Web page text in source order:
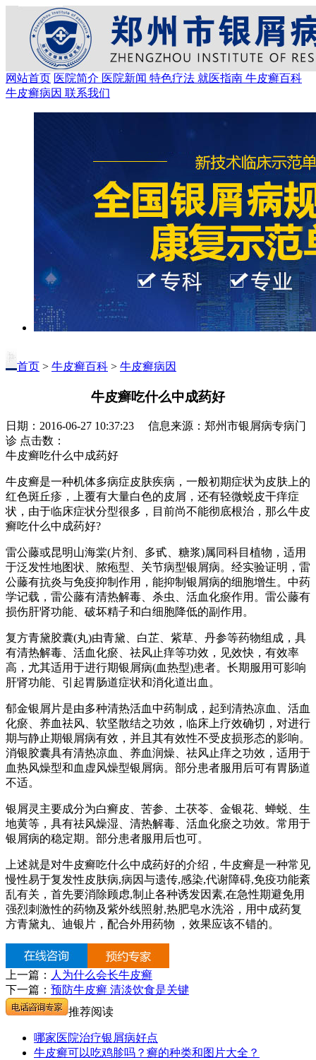
网站首页 医院简介 医院新闻 特色疗法 就医指南 牛皮癣百科
牛皮癣病因 联系我们
首页 > 牛皮癣百科 > 牛皮癣病因
牛皮癣吃什么中成药好
日期：2016-06-27 10:37:23 信息来源：郑州市银屑病专病门
诊 点击数：
牛皮癣吃什么中成药好
牛皮癣是一种机体多病症皮肤疾病，一般初期症状为皮肤上的
红色斑丘疹，上覆有大量白色的皮屑，还有轻微蜕皮干痒症
状，由于临床症状分型很多，目前尚不能彻底根治，那么牛皮
癣吃什么中成药好?
雷公藤或昆明山海棠(片剂、多甙、糖浆)属同科目植物，适用
于泛发性地图状、脓疱型、关节病型银屑病。经实验证明，雷
公藤有抗炎与免疫抑制作用，能抑制银屑病的细胞增生。中药
学记载，雷公藤有清热解毒、杀虫、活血化瘀作用。雷公藤有
损伤肝肾功能、破坏精子和白细胞降低的副作用。
复方青黛胶囊(丸)由青黛、白芷、紫草、丹参等药物组成，具
有清热解毒、活血化瘀、祛风止痒等功效，见效快，有效率
高，尤其适用于进行期银屑病(血热型)患者。长期服用可影响
肝肾功能、引起胃肠道症状和消化道出血。
郁金银屑片是由多种清热活血中药制成，起到清热凉血、活血
化瘀、养血祛风、软坚散结之功效，临床上疗效确切，对进行
期与静止期银屑病有效，并且其有效性不受皮损形态的影响。
消银胶囊具有清热凉血、养血润燥、祛风止痒之功效，适用于
血热风燥型和血虚风燥型银屑病。部分患者服用后可有胃肠道
不适。
银屑灵主要成分为白癣皮、苦参、土茯苓、金银花、蝉蜕、生
地黄等，具有祛风燥湿、清热解毒、活血化瘀之功效。常用于
银屑病的稳定期。部分患者服用后也可。
上述就是对牛皮癣吃什么中成药好的介绍，牛皮癣是一种常见
慢性易于复发性皮肤病,病因与遗传,感染,代谢障碍,免疫功能紊
乱有关，首先要消除顾虑,制止各种诱发因素,在急性期避免用
强烈刺激性的药物及紫外线照射,热肥皂水洗浴，用中成药复
方青黛丸、迪银片，配合外用药物 ，效果应该不错的。
上一篇： 人为什么会长牛皮癣
下一篇： 预防牛皮癣 清淡饮食是关键
推荐阅读
哪家医院治疗银屑病好点
牛皮癣可以吃鸡胗吗？癣的种类和图片大全？